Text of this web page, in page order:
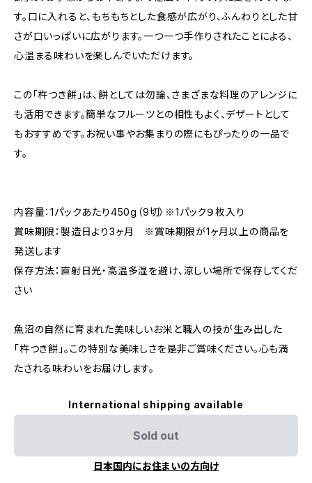
す。口に入れると、もちもちとした食感が広がり、ふんわりとした甘
さが口いっぱいに広がります。一つ一つ手作りされたことによる、
心温まる味わいを楽しんでいただけます。
この「杵つき餅」は、餅としては勿論、さまざまな料理のアレンジに
も活用できます。簡単なフルーツとの相性もよく、デザートとして
もおすすめです。お祝い事やお集まりの際にもぴったりの一品で
す。
内容量：1パックあたり450g（9切）※1パック９枚入り
賞味期限：製造日より3ヶ月 ※賞味期限が1ヶ月以上の商品を
発送します
保存方法：直射日光・高温多湿を避け、涼しい場所で保存してくだ
さい
魚沼の自然に育まれた美味しいお米と職人の技が生み出した
「杵つき餅」。この特別な美味しさを是非ご賞味ください。心も満
たされる味わいをお届けします。
International shipping available
Sold out
日本国内にお住まいの方向け